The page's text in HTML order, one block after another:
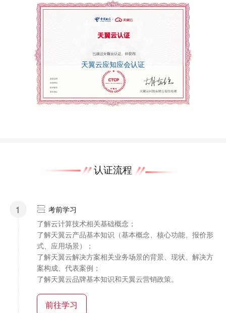
天翼云应知应会认证
认证流程
1
考前学习
了解云计算技术相关基础概念；
了解天翼云产品基本知识（基本概念、核心功能、报价形
式、应用场景）；
了解天翼云解决方案相关业务场景的背景、现状、解决方
案构成、代表案例；
了解天翼云品牌基本知识和天翼云营销政策。
前往学习